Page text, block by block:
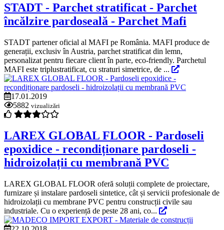
STADT - Parchet stratificat - Parchet
încălzire pardoseală - Parchet Mafi
STADT partener oficial al MAFI pe România. MAFI produce de
generații, exclusiv în Austria, parchet stratificat din lemn,
personalizat pentru fiecare client în parte, eco-friendly. Parchetul
MAFI este triplustratificat, cu straturi simetrice, de ...
17.01.2019
5882 vizualizări
LAREX GLOBAL FLOOR - Pardoseli
epoxidice - recondiționare pardoseli -
hidroizolații cu membrană PVC
LAREX GLOBAL FLOOR oferă soluții complete de proiectare,
furnizare și instalare pardoseli sintetice, cât și servicii profesionale de
hidroizolații cu membrane PVC pentru construcții civile sau
industriale. Cu o experiență de peste 28 ani, co...